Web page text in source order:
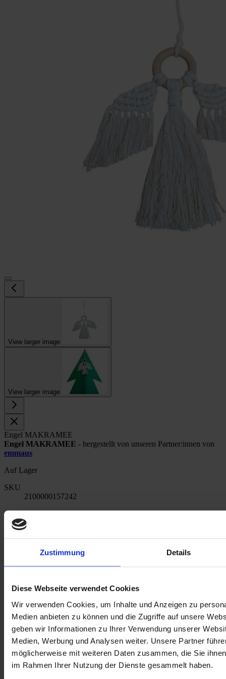
Zustimmung Details
Diese Webseite verwendet Cookies
Wir verwenden Cookies, um Inhalte und Anzeigen zu
Medien anbieten zu können und die Zugriffe auf unsere
geben wir Informationen zu Ihrer Verwendung unserer
Medien, Werbung und Analysen weiter. Unsere Partner
möglicherweise mit weiteren Daten zusammen, die Sie
im Rahmen Ihrer Nutzung der Dienste gesammelt haben.
View larger image
View larger image
Engel MAKRAMEE
Engel MAKRAMEE - hergestellt von unseren Partner:innen von
emmaus
Auf Lager
SKU
2100000157242
6,00 €
Menge
E-Mail an einen Freund
Beschreibung /Engel MAKRAMEE
Engel MAKRAMEE wurde hergestellt von unseren
Partner:innen
Emmaus
Mit diesem Weihnachtsschmuck verleihen Sie Ihrem Zuhause
gerade in der Weihnachtszeit einen besonders natürlichen Touch.
Er eignet sich hervorragend um Ihren Christbaum zu schmücken,